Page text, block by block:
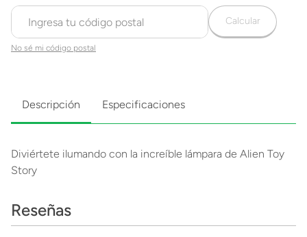
No sé mi código postal
Calcular
Descripción Especificaciones
Diviértete ilumando con la increíble lámpara de Alien Toy
Story
Reseñas